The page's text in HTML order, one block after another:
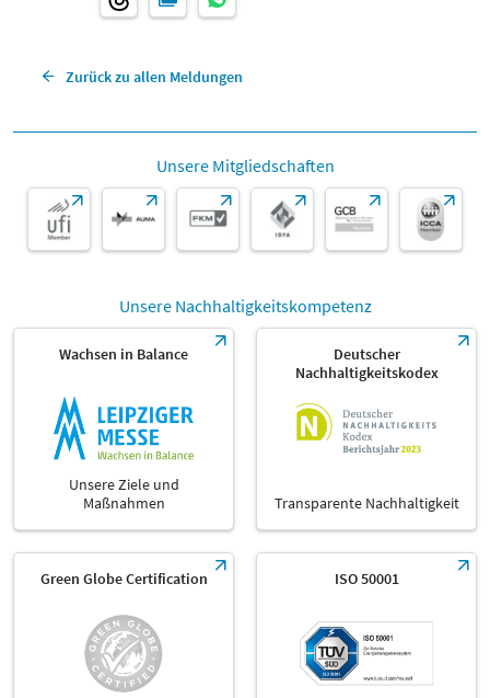
Zurück zu allen Meldungen
Unsere Mitgliedschaften
Unsere Nachhaltigkeitskompetenz
Wachsen in Balance
Unsere Ziele und
Maßnahmen
Deutscher
Nachhaltigkeitskodex
Transparente Nachhaltigkeit
Green Globe Certification ISO 50001